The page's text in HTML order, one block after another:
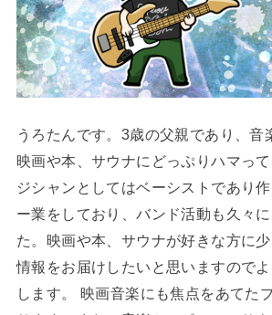
うろたんです。3歳の父親であり、音
映画や本、サウナにどっぷりハマっ
ジシャンとしてはベーシストであり
ー業をしており、バンド活動も久々
た。映画や本、サウナが好きな方に
情報をお届けしたいと思いますので
します。 映画音楽にも焦点をあてた